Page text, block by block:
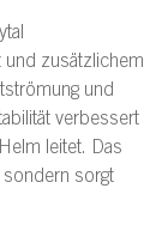
und zusätzlichem
und
verbessert
leitet. Das
sondern sorgt